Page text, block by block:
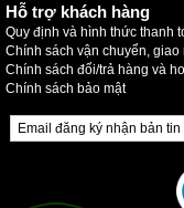
Hỗ trợ khách hàng
Quy định và hình thức thanh
Chính sách vận chuyển, giao
Chính sách đổi/trả hàng và
Chính sách bảo mật